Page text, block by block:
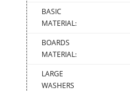
BASIC
MATERIAL:
BOARDS
MATERIAL:
LARGE
WASHERS